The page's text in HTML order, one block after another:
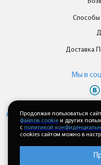
Способы
Доставка
Мы в
персональных данныхи
когда оставляете свои
Продолжая пользоваться
файлов cookie и других
с политикой
cookies сайтом можно в